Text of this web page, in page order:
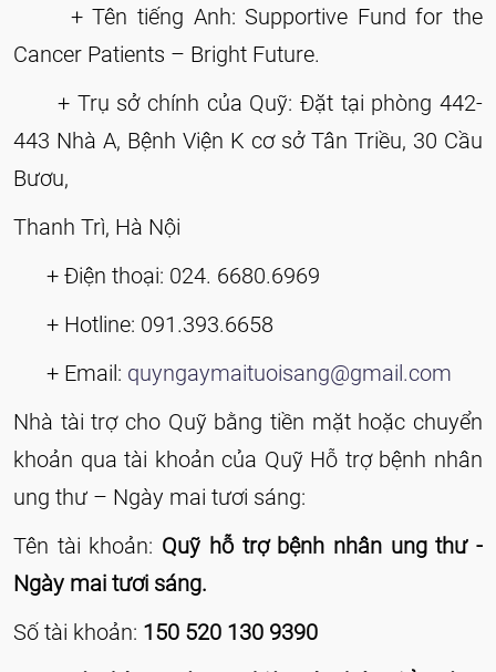
+ Tên tiếng Anh: Supportive Fund for the
Cancer Patients – Bright Future.
+ Trụ sở chính của Quỹ: Đặt tại phòng 442-
443 Nhà A, Bệnh Viện K cơ sở Tân Triều, 30 Cầu
Bươu,
Thanh Trì, Hà Nội
+ Điện thoại: 024. 6680.6969
+ Hotline: 091.393.6658
+ Email: quyngaymaituoisang@gmail.com
Nhà tài trợ cho Quỹ bằng tiền mặt hoặc chuyển
khoản qua tài khoản của Quỹ Hỗ trợ bệnh nhân
ung thư – Ngày mai tươi sáng:
Tên tài khoản: Quỹ hỗ trợ bệnh nhân ung thư -
Ngày mai tươi sáng.
Số tài khoản: 150 520 130 9390